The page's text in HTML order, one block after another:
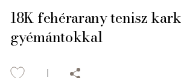
18K fehérarany tenisz
gyémántokkal